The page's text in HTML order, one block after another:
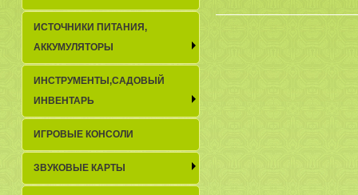
ИСТОЧНИКИ ПИТАНИЯ,
АККУМУЛЯТОРЫ
ИНСТРУМЕНТЫ,САДОВЫЙ
ИНВЕНТАРЬ
ИГРОВЫЕ КОНСОЛИ
ЗВУКОВЫЕ КАРТЫ